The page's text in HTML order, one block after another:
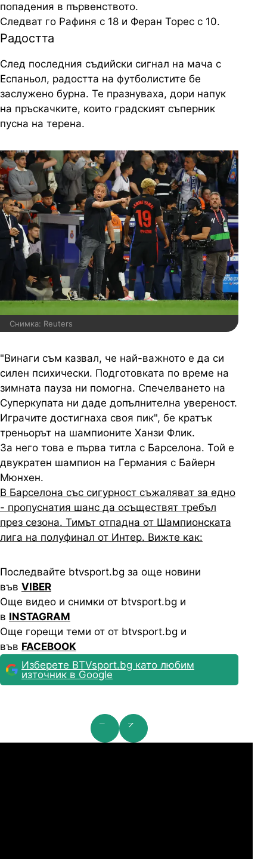
попадения в първенството.
Следват го Рафиня с 18 и Феран Торес с 10.
Радостта
След последния съдийски сигнал на мача с
Еспаньол, радостта на футболистите бе
заслужено бурна. Те празнуваха, дори напук
на пръскачките, които градският съперник
пусна на терена.
Снимка: Reuters
"Винаги съм казвал, че най-важното е да си
силен психически. Подготовката по време на
зимната пауза ни помогна. Спечелването на
Суперкупата ни даде допълнителна увереност.
Играчите достигнаха своя пик", бе кратък
треньорът на шампионите Ханзи Флик.
За него това е първа титла с Барселона. Той е
двукратен шампион на Германия с Байерн
Мюнхен.
В Барселона със сигурност съжаляват за едно
- пропуснатия шанс да осъществят требъл
през сезона. Тимът отпадна от Шампионската
лига на полуфинал от Интер. Вижте как:
Последвайте btvsport.bg за още новини
във VIBER
Още видео и снимки от btvsport.bg и
в INSTAGRAM
Още горещи теми от от btvsport.bg и
във FACEBOOK
Изберете BTVsport.bg като любим
източник в Google